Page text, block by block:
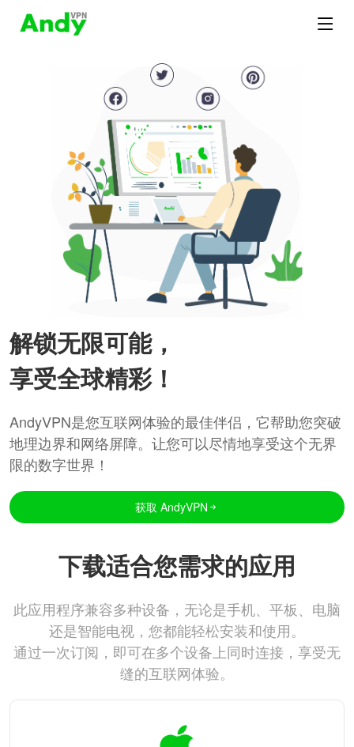
解锁无限可能，
享受全球精彩！
AndyVPN是您互联网体验的最佳伴侣，它帮助您突破
地理边界和网络屏障。让您可以尽情地享受这个无界
限的数字世界！
获取 AndyVPN
下载适合您需求的应用
此应用程序兼容多种设备，无论是手机、平板、电脑
还是智能电视，您都能轻松安装和使用。
通过一次订阅，即可在多个设备上同时连接，享受无
缝的互联网体验。